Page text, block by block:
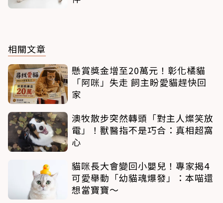
相關文章
懸賞獎金增至20萬元！彰化橘貓
「阿咪」失走 飼主盼愛貓趕快回
家
澳牧散步突然轉頭「對主人燦笑放
電」！獸醫指不是巧合：真相超窩
心
貓咪長大會變回小嬰兒！專家揭4
可愛舉動「幼貓魂爆發」：本喵還
想當寶寶～